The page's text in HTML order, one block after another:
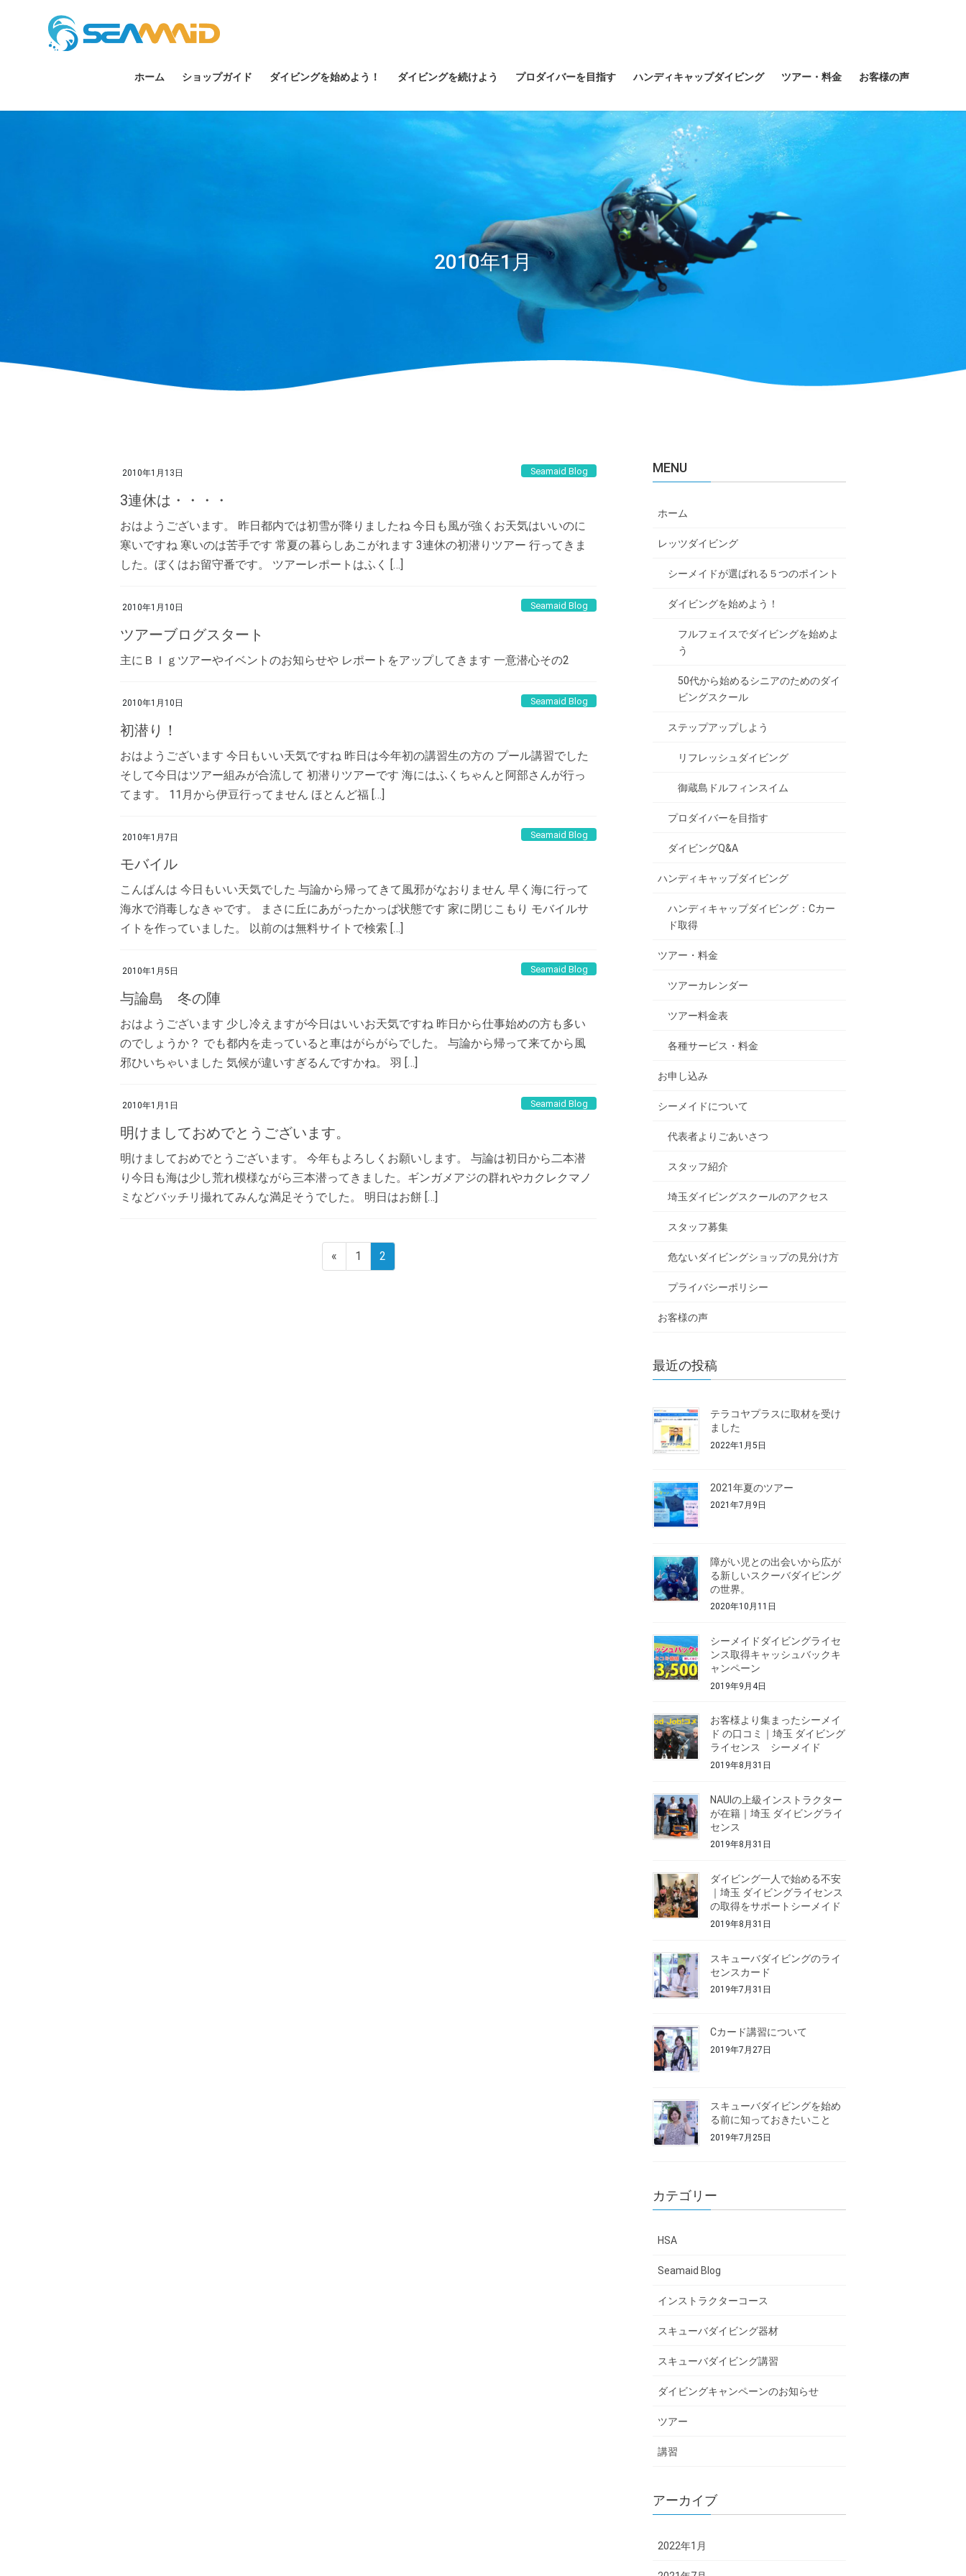
ホーム ショップガイド ダイビングを始めよう！ ダイビングを続けよう プロダイバーを目指す ハンディキャップダイビング ツアー・料金 お客様の声
2010年1月
2010年1月13日 Seamaid Blog
3連休は・・・・
おはようございます。 昨日都内では初雪が降りましたね 今日も風が強くお天気はいいのに
寒いですね 寒いのは苦手です 常夏の暮らしあこがれます 3連休の初潜りツアー 行ってきま
した。ぼくはお留守番です。 ツアーレポートはふく […]
2010年1月10日 Seamaid Blog
ツアーブログスタート
主にＢＩｇツアーやイベントのお知らせや レポートをアップしてきます 一意潜心その2
2010年1月10日 Seamaid Blog
初潜り！
おはようございます 今日もいい天気ですね 昨日は今年初の講習生の方の プール講習でした
そして今日はツアー組みが合流して 初潜りツアーです 海にはふくちゃんと阿部さんが行っ
てます。 11月から伊豆行ってません ほとんど福 […]
2010年1月7日 Seamaid Blog
モバイル
こんばんは 今日もいい天気でした 与論から帰ってきて風邪がなおりません 早く海に行って
海水で消毒しなきゃです。 まさに丘にあがったかっぱ状態です 家に閉じこもり モバイルサ
イトを作っていました。 以前のは無料サイトで検索 […]
2010年1月5日 Seamaid Blog
与論島 冬の陣
おはようございます 少し冷えますが今日はいいお天気ですね 昨日から仕事始めの方も多い
のでしょうか？ でも都内を走っていると車はがらがらでした。 与論から帰って来てから風
邪ひいちゃいました 気候が違いすぎるんですかね。 羽 […]
2010年1月1日 Seamaid Blog
明けましておめでとうございます。
明けましておめでとうございます。 今年もよろしくお願いします。 与論は初日から二本潜
り今日も海は少し荒れ模様ながら三本潜ってきました。ギンガメアジの群れやカクレクマノ
ミなどバッチリ撮れてみんな満足そうでした。 明日はお餅 […]
« 1 2
MENU
ホーム
レッツダイビング
シーメイドが選ばれる５つのポイント
ダイビングを始めよう！
フルフェイスでダイビングを始めよ
う
50代から始めるシニアのためのダイ
ビングスクール
ステップアップしよう
リフレッシュダイビング
御蔵島ドルフィンスイム
プロダイバーを目指す
ダイビングQ&A
ハンディキャップダイビング
ハンディキャップダイビング：Cカー
ド取得
ツアー・料金
ツアーカレンダー
ツアー料金表
各種サービス・料金
お申し込み
シーメイドについて
代表者よりごあいさつ
スタッフ紹介
埼玉ダイビングスクールのアクセス
スタッフ募集
危ないダイビングショップの見分け方
プライバシーポリシー
お客様の声
最近の投稿
テラコヤプラスに取材を受け
ました
2022年1月5日
2021年夏のツアー
2021年7月9日
障がい児との出会いから広が
る新しいスクーバダイビング
の世界。
2020年10月11日
シーメイドダイビングライセ
ンス取得キャッシュバックキ
ャンペーン
2019年9月4日
お客様より集まったシーメイ
ド の口コミ｜埼玉 ダイビング
ライセンス シーメイド
2019年8月31日
NAUIの上級インストラクター
が在籍｜埼玉 ダイビングライ
センス
2019年8月31日
ダイビング一人で始める不安
｜埼玉 ダイビングライセンス
の取得をサポートシーメイド
2019年8月31日
スキューバダイビングのライ
センスカード
2019年7月31日
Cカード講習について
2019年7月27日
スキューバダイビングを始め
る前に知っておきたいこと
2019年7月25日
カテゴリー
HSA
Seamaid Blog
インストラクターコース
スキューバダイビング器材
スキューバダイビング講習
ダイビングキャンペーンのお知らせ
ツアー
講習
アーカイブ
2022年1月